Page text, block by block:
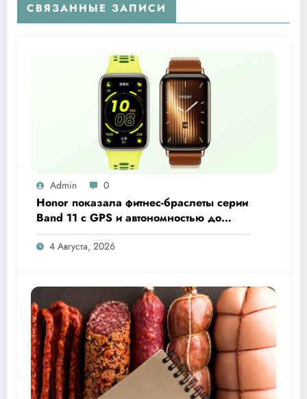
СВЯЗАННЫЕ ЗАПИСИ
Admin 0
Honor показала фитнес-браслеты серии
Band 11 с GPS и автономностью до
26 дней
4 Августа, 2026